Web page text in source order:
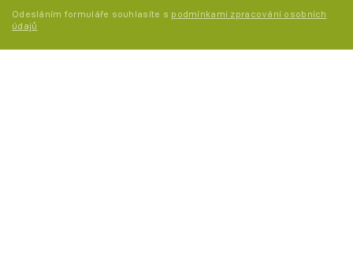
Odesláním formuláře souhlasíte s podmínkami zpracování osobních
údajů